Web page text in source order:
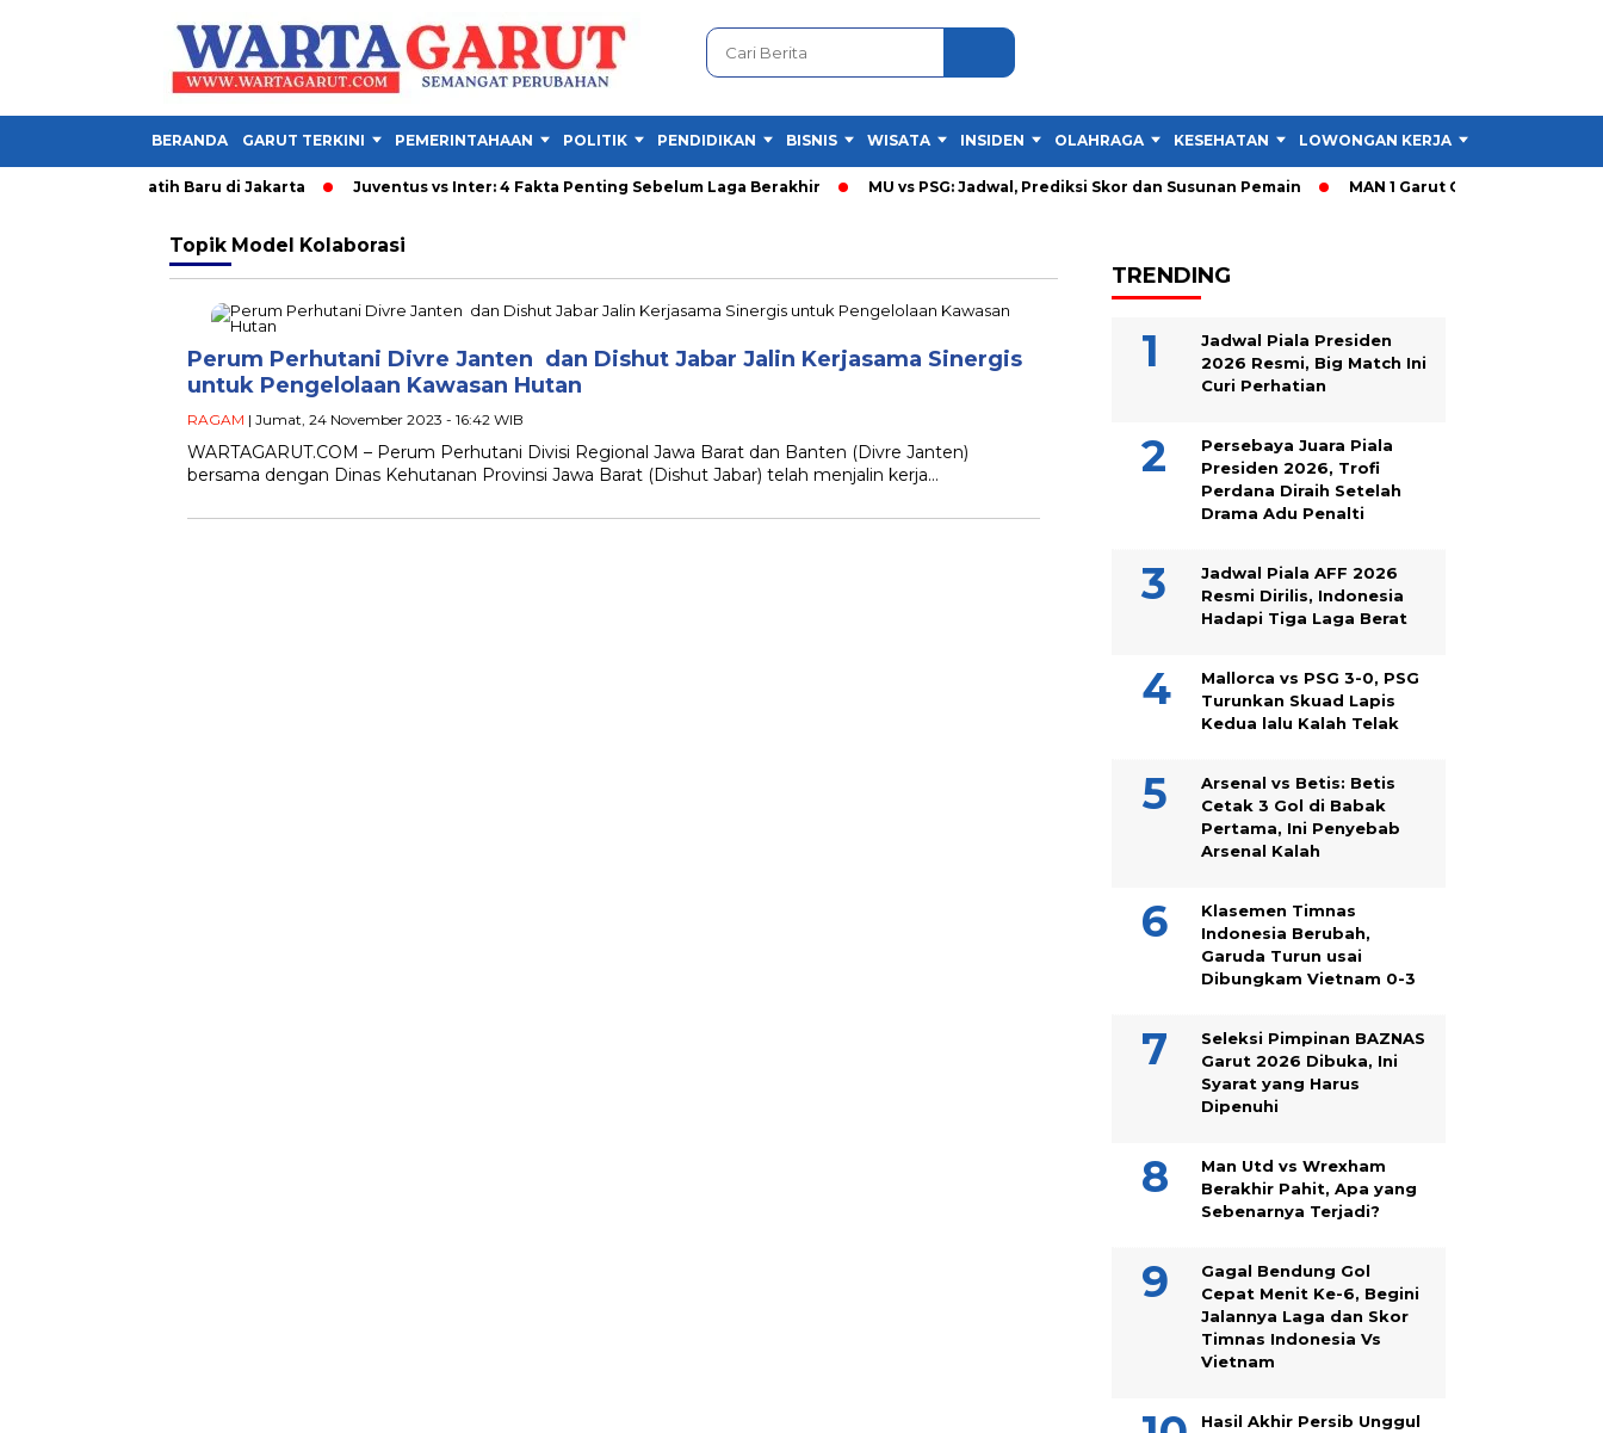
BERANDA GARUT TERKINI PEMERINTAHAAN POLITIK PENDIDIKAN BISNIS WISATA INSIDEN OLAHRAGA KESEHATAN LOWONGAN KERJA
Taktik 2 Pelatih Baru di Jakarta Juventus vs Inter: 4 Fakta Penting Sebelum Laga Berakhir MU vs PSG: Jadwal, Prediksi Skor dan Susunan Pemain MAN 1 Garut Gelar Cek
Topik Model Kolaborasi
Perum Perhutani Divre Janten dan Dishut Jabar Jalin Kerjasama Sinergis
untuk Pengelolaan Kawasan Hutan
RAGAM | Jumat, 24 November 2023 - 16:42 WIB
WARTAGARUT.COM – Perum Perhutani Divisi Regional Jawa Barat dan Banten (Divre Janten)
bersama dengan Dinas Kehutanan Provinsi Jawa Barat (Dishut Jabar) telah menjalin kerja…
TRENDING
Jadwal Piala Presiden
2026 Resmi, Big Match Ini
Curi Perhatian
Persebaya Juara Piala
Presiden 2026, Trofi
Perdana Diraih Setelah
Drama Adu Penalti
Jadwal Piala AFF 2026
Resmi Dirilis, Indonesia
Hadapi Tiga Laga Berat
Mallorca vs PSG 3-0, PSG
Turunkan Skuad Lapis
Kedua lalu Kalah Telak
Arsenal vs Betis: Betis
Cetak 3 Gol di Babak
Pertama, Ini Penyebab
Arsenal Kalah
Klasemen Timnas
Indonesia Berubah,
Garuda Turun usai
Dibungkam Vietnam 0-3
Seleksi Pimpinan BAZNAS
Garut 2026 Dibuka, Ini
Syarat yang Harus
Dipenuhi
Man Utd vs Wrexham
Berakhir Pahit, Apa yang
Sebenarnya Terjadi?
Gagal Bendung Gol
Cepat Menit Ke-6, Begini
Jalannya Laga dan Skor
Timnas Indonesia Vs
Vietnam
Hasil Akhir Persib Unggul